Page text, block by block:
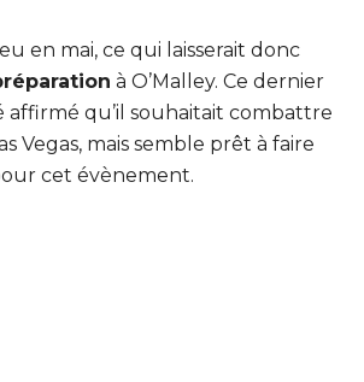
en mai, ce qui laisserait donc
à O’Malley. Ce dernier
affirmé qu’il souhaitait combattre
Vegas, mais semble prêt à faire
cet évènement.